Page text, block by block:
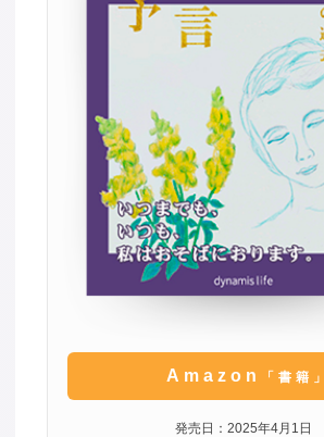
Amazon 「書籍」
発売日：2025年4月1日